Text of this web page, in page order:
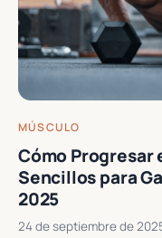
MÚSCULO
Cómo Progresar
Sencillos para
2025
24 de septiembre de